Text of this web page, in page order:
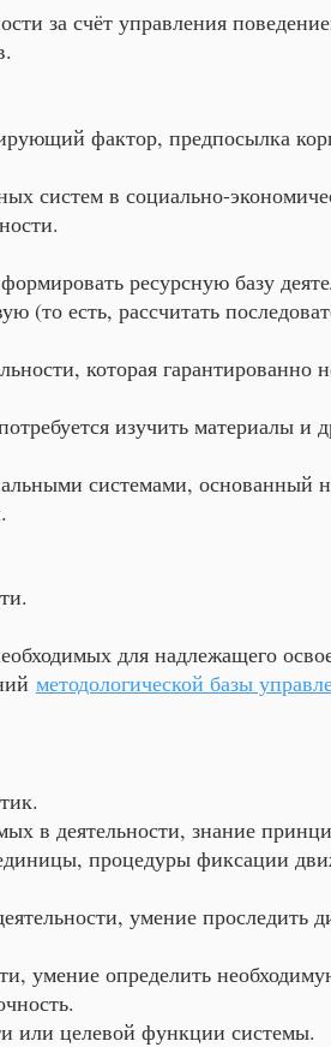
за счёт управления
фактор, предпосылка
систем в социально-
ресурсную базу
(то есть, рассчитать
которая
изучить материалы и
системами, основанный
для надлежащего
методологической базы
в деятельности, знание
процедуры фиксации
умение проследить
умение определить
или целевой функции системы.